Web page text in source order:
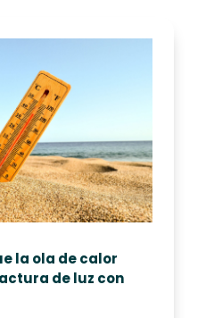
la ola de calor
de luz con